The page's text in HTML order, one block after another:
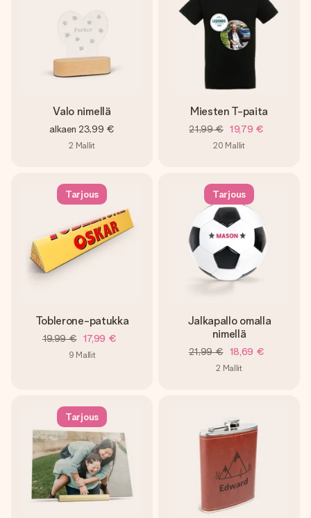
Valo nimellä
alkaen 23,99 €
2 Mallit
Miesten T-paita
21,99 € 19,79 €
20 Mallit
Tarjous
Toblerone-patukka
19,99 € 17,99 €
9 Mallit
Tarjous
Jalkapallo omalla
nimellä
21,99 € 18,69 €
2 Mallit
Tarjous